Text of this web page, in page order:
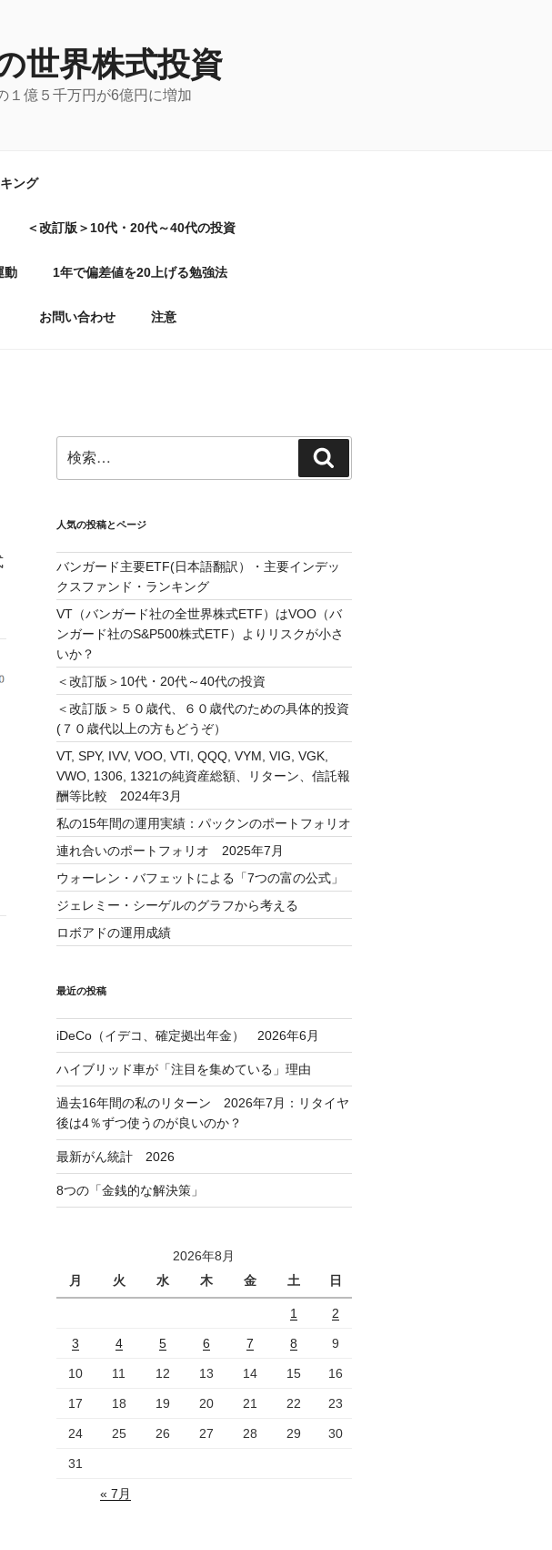
世界株式投資
１億５千万円が6億円に増加
ング
＜改訂版＞10代・20代～40代の投資
動 1年で偏差値を20上げる勉強法
お問い合わせ 注意
索:
索
人気の投稿とページ
バンガード主要ETF(日本語翻訳）・主要インデッ
クスファンド・ランキング
VT（バンガード社の全世界株式ETF）はVOO（バ
ンガード社のS&P500株式ETF）よりリスクが小さ
いか？
＜改訂版＞10代・20代～40代の投資
＜改訂版＞５０歳代、６０歳代のための具体的投資
(７０歳代以上の方もどうぞ）
VT, SPY, IVV, VOO, VTI, QQQ, VYM, VIG, VGK,
VWO, 1306, 1321の純資産総額、リターン、信託報
酬等比較 2024年3月
私の15年間の運用実績：パックンのポートフォリオ
連れ合いのポートフォリオ 2025年7月
ウォーレン・バフェットによる「7つの富の公式」
ジェレミー・シーゲルのグラフから考える
ロボアドの運用成績
最近の投稿
iDeCo（イデコ、確定拠出年金） 2026年6月
ハイブリッド車が「注目を集めている」理由
過去16年間の私のリターン 2026年7月：リタイヤ
後は4％ずつ使うのが良いのか？
最新がん統計 2026
8つの「金銭的な解決策」
2026年8月
月
火 水 木 金 土 日
1 2
3 4 5 6 7 8 9
10 11 12 13 14 15 16
17 18 19 20 21 22 23
24 25 26 27 28 29 30
31
« 7月